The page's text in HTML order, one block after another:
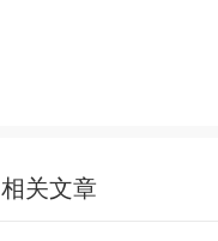
相关文章